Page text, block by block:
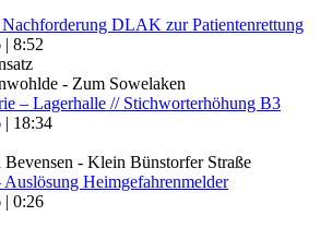
DLAK zur Patientenrettung
| 8:52
- Zum Sowelaken
– Lagerhalle // Stichworterhöhung B3
| 18:34
Bevensen - Klein Bünstorfer Straße
Heimgefahrenmelder
| 0:26